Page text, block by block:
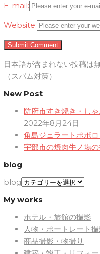
E-mail:
Website:
日本語が含まれない投稿は
（スパム対策）
New Post
防府市すき焼き・し
2022年8月24日
角島ジェラートポポロ
宇部市の焼肉牛ノ場の
blog
blog
My works
ホテル・旅館の撮影
人物・ポートレート
商品撮影・物撮り